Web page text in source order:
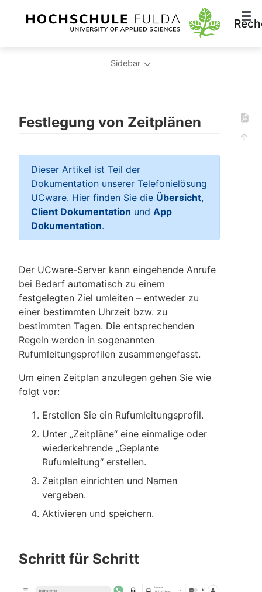
Sidebar
Festlegung von Zeitplänen
Dieser Artikel ist Teil der
Dokumentation unserer Telefonielösung
UCware. Hier finden Sie die Übersicht,
Client Dokumentation und App
Dokumentation.
Der UCware-Server kann eingehende Anrufe
bei Bedarf automatisch zu einem
festgelegten Ziel umleiten – entweder zu
einer bestimmten Uhrzeit bzw. zu
bestimmten Tagen. Die entsprechenden
Regeln werden in sogenannten
Rufumleitungsprofilen zusammengefasst.
Um einen Zeitplan anzulegen gehen Sie wie
folgt vor:
Erstellen Sie ein Rufumleitungsprofil.
Unter „Zeitpläne“ eine einmalige oder
wiederkehrende „Geplante
Rufumleitung“ erstellen.
Zeitplan einrichten und Namen
vergeben.
Aktivieren und speichern.
Schritt für Schritt